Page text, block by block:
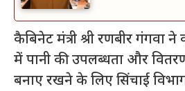
कैबिनेट मंत्री श्री रणबीर गंगवा
में पानी की उपलब्धता और
बनाए रखने के लिए सिंचाई